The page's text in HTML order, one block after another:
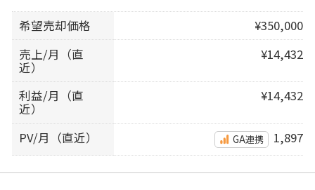
希望売却価格
¥350,000
売上/月（直
近）
¥14,432
利益/月（直
近）
¥14,432
PV/月（直近） GA連携 1,897